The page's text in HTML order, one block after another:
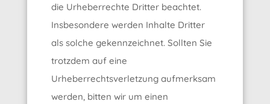
die Urheberrechte Dritter beachtet.
Insbesondere werden Inhalte Dritter
als solche gekennzeichnet. Sollten Sie
trotzdem auf eine
Urheberrechtsverletzung aufmerksam
werden, bitten wir um einen